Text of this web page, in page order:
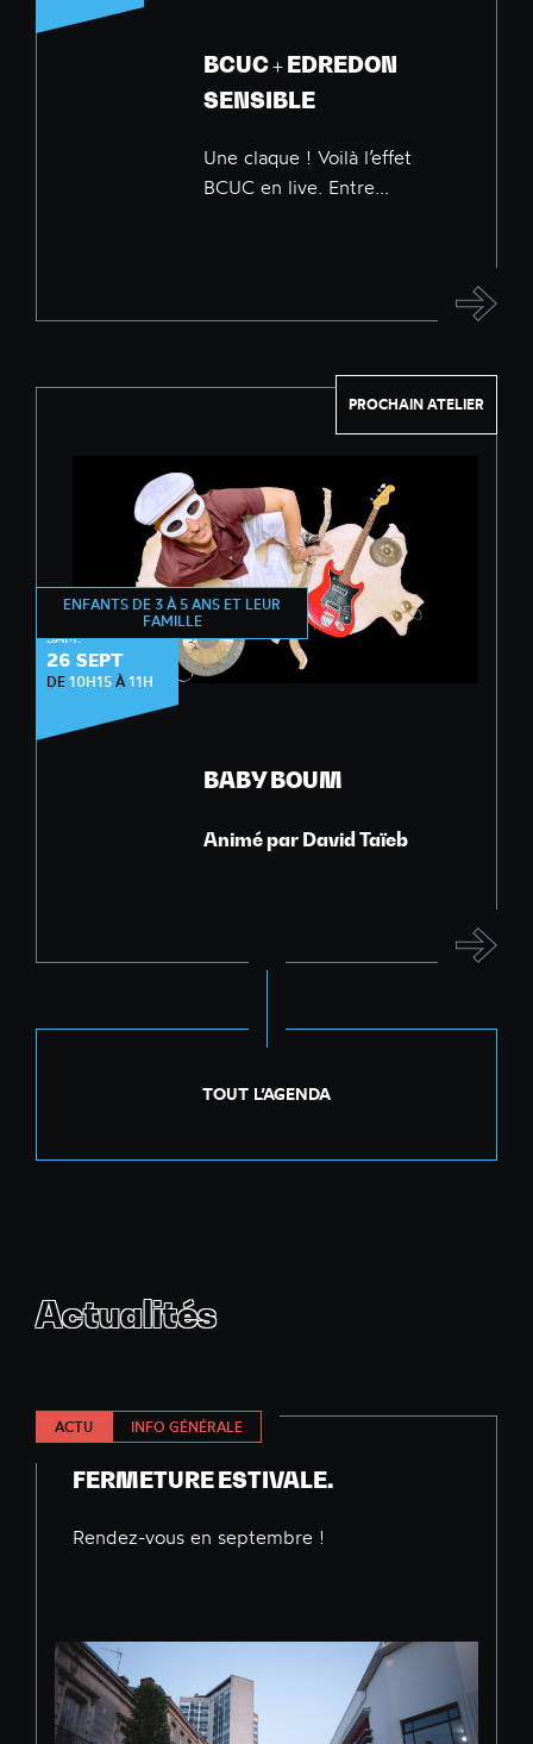
BCUC + EDREDON
SENSIBLE
Une claque ! Voilà l’effet
BCUC en live. Entre...
PROCHAIN ATELIER
ÉVEIL MUSICAL
SAM.
26 SEPT
DE 10H15 À11H
ENFANTS DE 3 À 5 ANS ET LEUR
FAMILLE
BABY BOUM
Animé par David Taïeb
TOUT L’AGENDA
Actualités
ACTU INFO GÉNÉRALE
FERMETURE ESTIVALE.
Rendez-vous en septembre !